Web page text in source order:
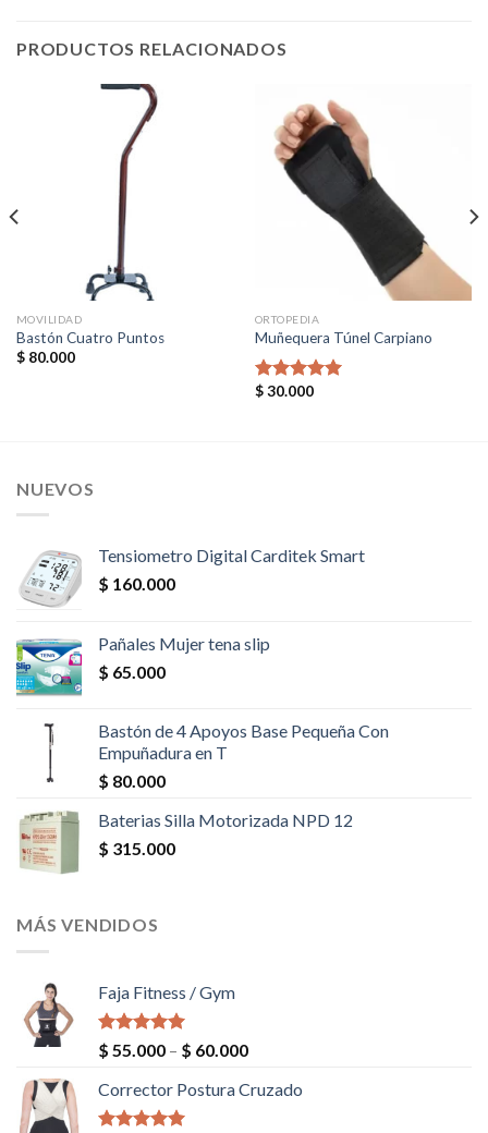
PRODUCTOS RELACIONADOS
MOVILIDAD
Bastón Cuatro Puntos
$80.000
ORTOPEDIA
Muñequera Túnel Carpiano
Valorado en
$30.000
NUEVOS
Tensiometro Digital Carditek Smart
$ 160.000
Pañales Mujer tena slip
$ 65.000
Bastón de 4 Apoyos Base Pequeña Con
Empuñadura en T
$ 80.000
Baterias Silla Motorizada NPD 12
$ 315.000
MÁS VENDIDOS
Faja Fitness / Gym
Valorado en
5.00
$ 55.000 – $ 60.000
Corrector Postura Cruzado